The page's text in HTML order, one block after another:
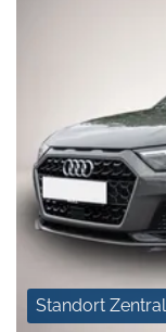
Standort